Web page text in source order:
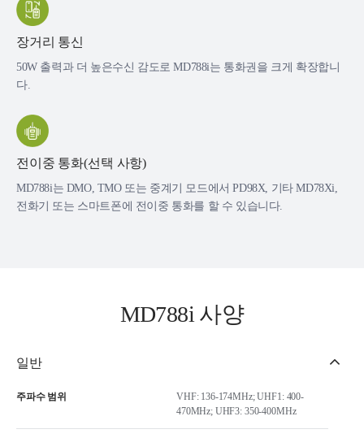
장거리 통신
50W 출력과 더 높은수신 감도로 MD788i는 통화권을 크게 확장합니
다.
전이중 통화(선택 사항)
MD788i는 DMO, TMO 또는 중계기 모드에서 PD98X, 기타 MD78Xi,
전화기 또는 스마트폰에 전이중 통화를 할 수 있습니다.
MD788i 사양
일반
주파수 범위
VHF: 136-174MHz; UHF1: 400-
470MHz; UHF3: 350-400MHz